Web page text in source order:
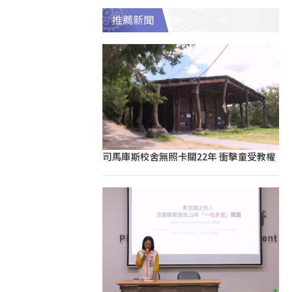
推薦新聞
司馬庫斯校舍無照卡關22年 衝擊童受教權